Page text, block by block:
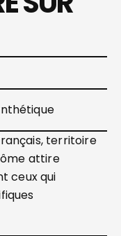
territoire
attire
ceux qui